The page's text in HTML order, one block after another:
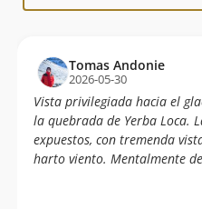
Tomas Andonie
2026-05-30
Vista privilegiada hacia el
la quebrada de Yerba Loca.
expuestos, con tremenda
harto viento. Mentalmente